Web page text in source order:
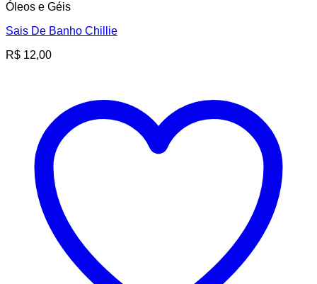
Óleos e Géis
Sais De Banho Chillie
R$ 12,00